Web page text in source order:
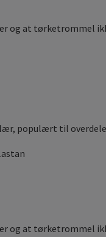
og at tørketrommel
populært til
og at tørketrommel